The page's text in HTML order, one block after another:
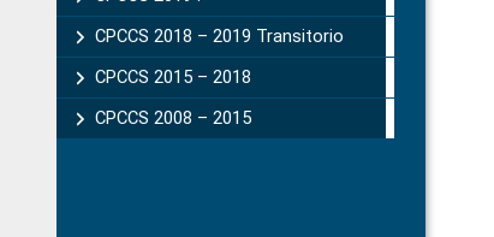
CPCCS 2018 – 2019 Transitorio
CPCCS 2015 – 2018
CPCCS 2008 – 2015